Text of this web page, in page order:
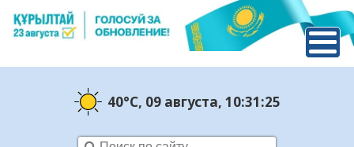
40°C, 09 августа, 10:31:26